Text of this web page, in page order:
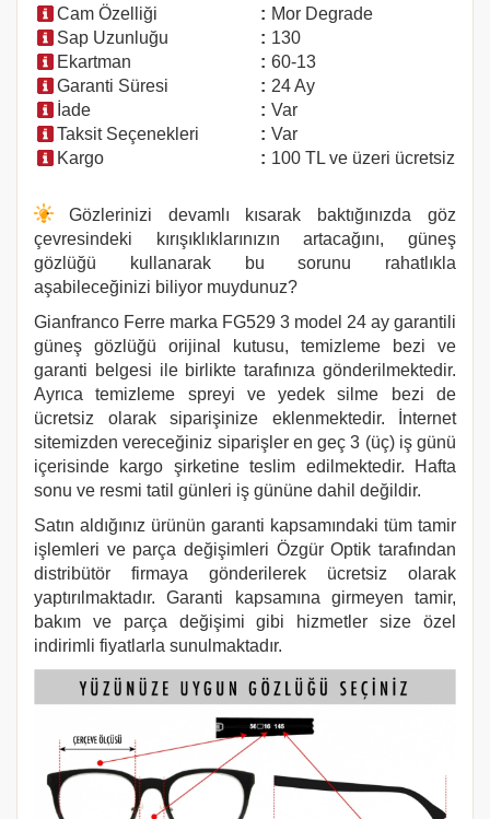
Cam Özelliği
: Mor Degrade
Sap Uzunluğu
: 130
Ekartman
: 60-13
Garanti Süresi
: 24 Ay
İade
: Var
Taksit Seçenekleri
: Var
Kargo
: 100 TL ve üzeri ücretsiz
Gözlerinizi devamlı kısarak baktığınızda göz
çevresindeki kırışıklıklarınızın artacağını, güneş
gözlüğü kullanarak bu sorunu rahatlıkla
aşabileceğinizi biliyor muydunuz?
Gianfranco Ferre marka FG529 3 model 24 ay garantili
güneş gözlüğü orijinal kutusu, temizleme bezi ve
garanti belgesi ile birlikte tarafınıza gönderilmektedir.
Ayrıca temizleme spreyi ve yedek silme bezi de
ücretsiz olarak siparişinize eklenmektedir. İnternet
sitemizden vereceğiniz siparişler en geç 3 (üç) iş günü
içerisinde kargo şirketine teslim edilmektedir. Hafta
sonu ve resmi tatil günleri iş gününe dahil değildir.
Satın aldığınız ürünün garanti kapsamındaki tüm tamir
işlemleri ve parça değişimleri Özgür Optik tarafından
distribütör firmaya gönderilerek ücretsiz olarak
yaptırılmaktadır. Garanti kapsamına girmeyen tamir,
bakım ve parça değişimi gibi hizmetler size özel
indirimli fiyatlarla sunulmaktadır.